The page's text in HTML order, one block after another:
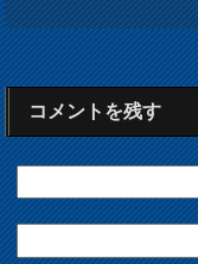
コメントを残す